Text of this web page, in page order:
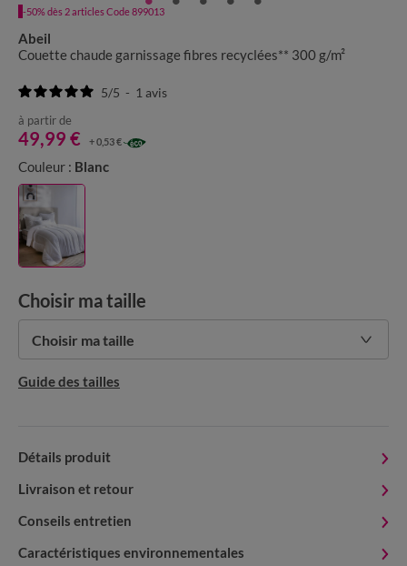
-50% dès 2 articles Code 899013
Abeil
Couette chaude garnissage fibres recyclées** 300 g/m²
5/5 - 1 avis
à partir de
49,99 € + 0,53 €
Couleur : Blanc
Choisir ma taille
Choisir ma taille
Guide des tailles
Détails produit
Livraison et retour
Conseils entretien
Caractéristiques environnementales